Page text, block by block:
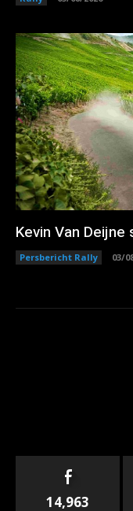
Kevin Van
Persbericht Rally 03/
14,963